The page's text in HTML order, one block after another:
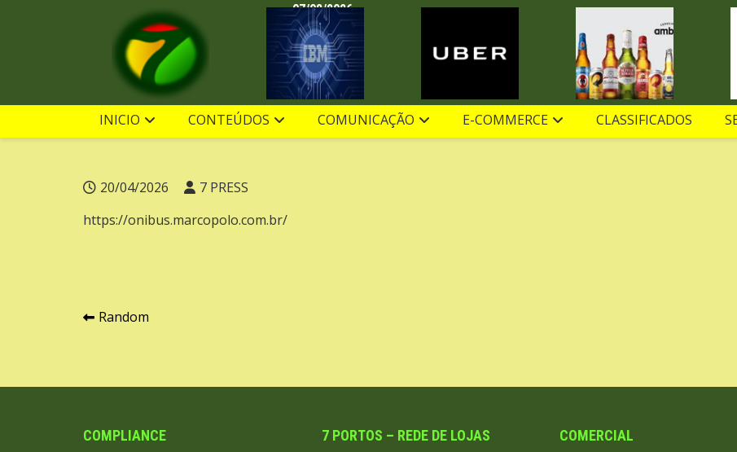
07/08/2026
INICIO CONTEÚDOS COMUNICAÇÃO E-COMMERCE CLASSIFICADOS
20/04/2026
7 PRESS
https://onibus.marcopolo.com.br/
Navegação
Random
COMPLIANCE 7 PORTOS – REDE DE LOJAS COMERCIAL